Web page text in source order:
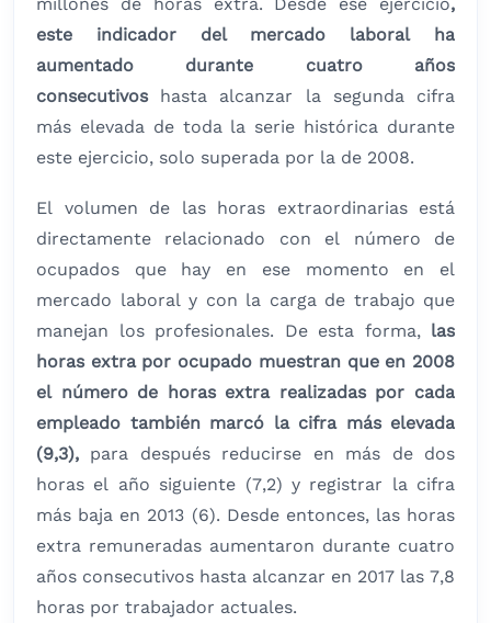
este indicador del mercado laboral ha
aumentado durante cuatro años
consecutivos hasta alcanzar la segunda cifra
más elevada de toda la serie histórica durante
este ejercicio, solo superada por la de 2008.
El volumen de las horas extraordinarias está
directamente relacionado con el número de
ocupados que hay en ese momento en el
mercado laboral y con la carga de trabajo que
manejan los profesionales. De esta forma, las
horas extra por ocupado muestran que en 2008
el número de horas extra realizadas por cada
empleado también marcó la cifra más elevada
(9,3), para después reducirse en más de dos
horas el año siguiente (7,2) y registrar la cifra
más baja en 2013 (6). Desde entonces, las horas
extra remuneradas aumentaron durante cuatro
años consecutivos hasta alcanzar en 2017 las 7,8
horas por trabajador actuales.